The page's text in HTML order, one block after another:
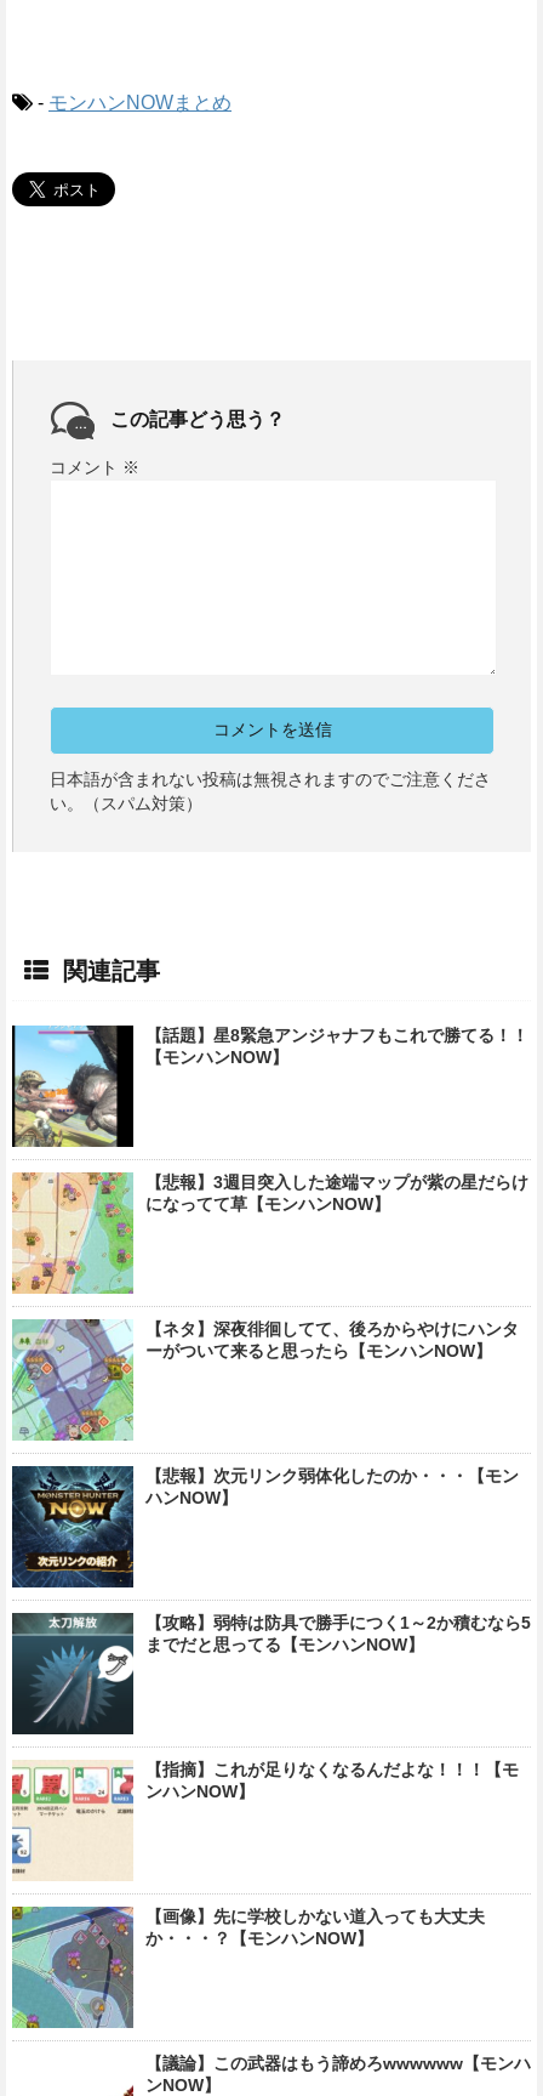
- モンハンNOWまとめ
この記事どう思う？
コメント ※
日本語が含まれない投稿は無視されますのでご注意くださ
い。（スパム対策）
関連記事
【話題】星8緊急アンジャナフもこれで勝てる！！
【モンハンNOW】
【悲報】3週目突入した途端マップが紫の星だらけ
になってて草【モンハンNOW】
【ネタ】深夜徘徊してて、後ろからやけにハンタ
ーがついて来ると思ったら【モンハンNOW】
【悲報】次元リンク弱体化したのか・・・【モン
ハンNOW】
【攻略】弱特は防具で勝手につく1～2か積むなら5
までだと思ってる【モンハンNOW】
【指摘】これが足りなくなるんだよな！！！【モ
ンハンNOW】
【画像】先に学校しかない道入っても大丈夫
か・・・？【モンハンNOW】
【議論】この武器はもう諦めろwwwwww【モンハ
ンNOW】